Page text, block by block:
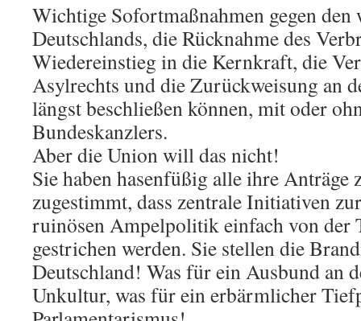
Wichtige Sofortmaßnahmen gegen den
Deutschlands, die Rücknahme des
Wiedereinstieg in die Kernkraft, die
Asylrechts und die Zurückweisung an
längst beschließen können, mit oder
Bundeskanzlers.
Aber die Union will das nicht!
Sie haben hasenfüßig alle ihre Anträge
zugestimmt, dass zentrale Initiativen
ruinösen Ampelpolitik einfach von der
gestrichen werden. Sie stellen die
Deutschland! Was für ein Ausbund an
Unkultur, was für ein erbärmlicher